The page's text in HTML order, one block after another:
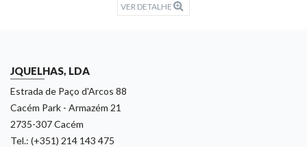
VER DETALHE
JQUELHAS, LDA
Estrada de Paço d'Arcos 88
Cacém Park - Armazém 21
2735-307 Cacém
Tel.: (+351) 214 143 475